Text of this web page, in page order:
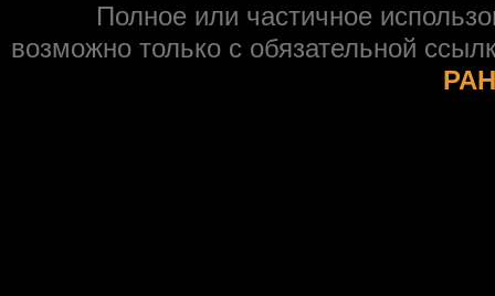
Полное или частичное
возможно только с обязательной